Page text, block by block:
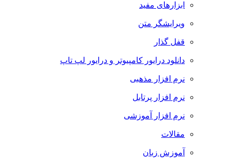
ابزارهای مفید
ویرایشگر متن
قفل گذار
دانلود درایور کامپیوتر و درایور لپ تاپ
نرم افزار مذهبی
نرم افزار پرتابل
نرم افزار آموزشی
مقالات
آموزش زبان